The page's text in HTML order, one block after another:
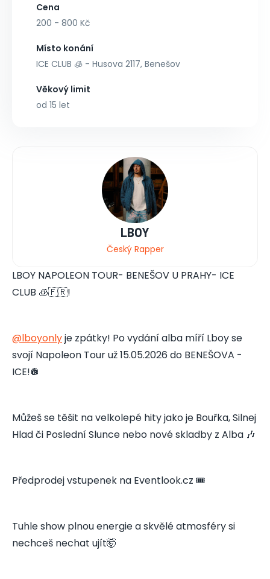
Cena
200 - 800 Kč
Místo konání
ICE CLUB 🧊 - Husova 2117, Benešov
Věkový limit
od 15 let
LBOY
Český Rapper
LBOY NAPOLEON TOUR- BENEŠOV U PRAHY- ICE
CLUB 🧊🇫🇷!
@lboyonlyje zpátky! Po vydání alba míří Lboy se
svojí Napoleon Tour už 15.05.2026 do BENEŠOVA -
ICE!🪩
Můžeš se těšit na velkolepé hity jako je Bouřka, Silnej
Hlad či Poslední Slunce nebo nové skladby z Alba 🎶
Předprodej vstupenek na Eventlook.cz 🎟️
Tuhle show plnou energie a skvělé atmosféry si
nechceš nechat ujít🤯